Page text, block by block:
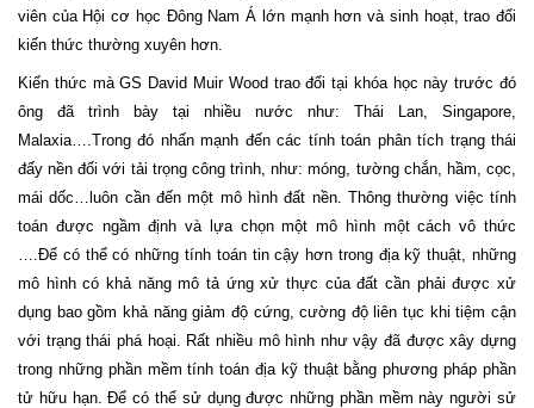
viên của Hội cơ học Đông Nam Á lớn mạnh hơn và sinh hoạt, trao đổi
kiến thức thường xuyên hơn.
Kiến thức mà GS David Muir Wood trao đổi tại khóa học này trước đó
ông đã trình bày tại nhiều nước như: Thái Lan, Singapore,
Malaxia….Trong đó nhấn mạnh đến các tính toán phân tích trạng thái
đấy nền đối với tải trọng công trình, như: móng, tường chắn, hầm, cọc,
mái dốc…luôn cần đến một mô hình đất nền. Thông thường việc tính
toán được ngầm định và lựa chọn một mô hình một cách vô thức
….Để có thể có những tính toán tin cậy hơn trong địa kỹ thuật, những
mô hình có khả năng mô tả ứng xử thực của đất cần phải được xử
dụng bao gồm khả năng giảm độ cứng, cường độ liên tục khi tiệm cận
với trạng thái phá hoại. Rất nhiều mô hình như vậy đã được xây dựng
trong những phần mềm tính toán địa kỹ thuật bằng phương pháp phần
tử hữu hạn. Để có thể sử dụng được những phần mềm này người sử